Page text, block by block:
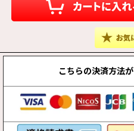
こちらの決済方法が